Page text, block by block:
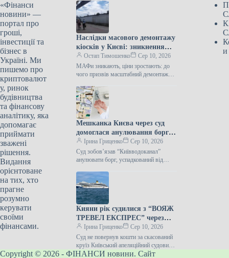
«Фінанси
новини» —
портал про
гроші,
інвестиції та
бізнес в
Україні. Ми
пишемо про
криптовалют
у, ринок
будівництва
та фінансову
аналітику, яка
допомагає
приймати
зважені
рішення.
Видання
орієнтоване
на тих, хто
прагне
розумно
керувати
своїми
фінансами.
Наслідки масового демонтажу
кіосків у Києві: зникнення
МАФів та зростання цін
Остап Тимошенко
Сер 10, 2026
МАФи зникають, ціни зростають: до
чого призвів масштабний демонтаж
Підпишіться на нас в Google…
Мешканка Києва через суд
домоглася анулювання боргу
за воду, що залишився від її
покійної матері.
Ірина Гриценко
Сер 10, 2026
Суд зобов’язав “Київводоканал”
анулювати борг, успадкований від
списати з особового рахунку киянки
заборгованість її покійної матері…
Кияни рік судилися з “ВОЯЖ
ТРЕВЕЛ ЕКСПРЕС” через
скасований круїз на Costa
Firenze – яке рішення ухвалив
суд
Ірина Гриценко
Сер 10, 2026
Суд не повернув кошти за скасований
круїз Київський апеляційний судовий
орган 3 серпня залишив без змін
и
Copyright © 2026 - ФІНАНСИ новини. Сайт